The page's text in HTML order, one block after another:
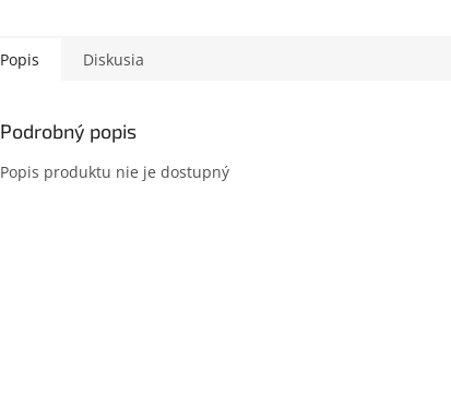
Popis Diskusia
Podrobný popis
Popis produktu nie je dostupný